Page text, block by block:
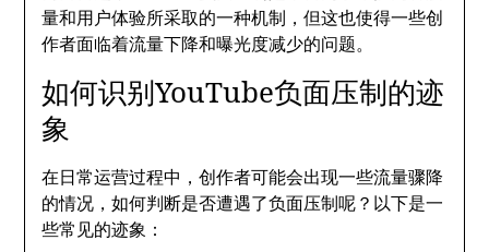
量和用户体验所采取的一种机制，但这也使得一些创
作者面临着流量下降和曝光度减少的问题。
如何识别YouTube负面压制的迹
象
在日常运营过程中，创作者可能会出现一些流量骤降
的情况，如何判断是否遭遇了负面压制呢？以下是一
些常见的迹象：